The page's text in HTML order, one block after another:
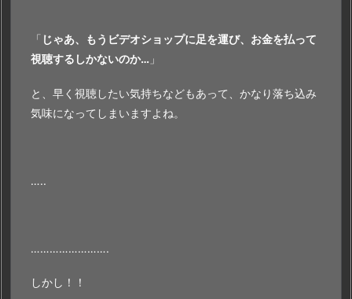
「 じゃあ、もうビデオショップに足を運び、お金を払って
視聴するしかないのか… 」
と、早く視聴したい気持ちなどもあって、かなり落ち込み
気味になってしまいますよね。
…..
…………………….
しかし！！